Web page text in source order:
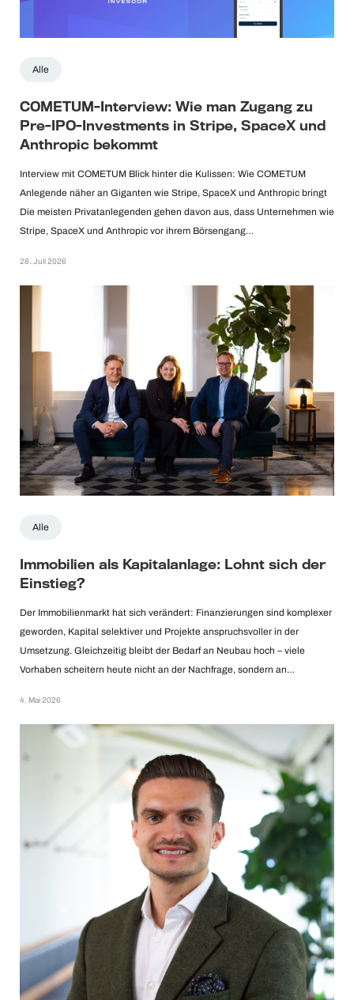
Alle
COMETUM-Interview: Wie man Zugang zu
Pre-IPO-Investments in Stripe, SpaceX und
Anthropic bekommt
Interview mit COMETUM Blick hinter die Kulissen: Wie COMETUM
Anlegende näher an Giganten wie Stripe, SpaceX und Anthropic bringt
Die meisten Privatanlegenden gehen davon aus, dass Unternehmen wie
Stripe, SpaceX und Anthropic vor ihrem Börsengang…
28. Juli 2026
Alle
Immobilien als Kapitalanlage: Lohnt sich der
Einstieg?
Der Immobilienmarkt hat sich verändert: Finanzierungen sind komplexer
geworden, Kapital selektiver und Projekte anspruchsvoller in der
Umsetzung. Gleichzeitig bleibt der Bedarf an Neubau hoch – viele
Vorhaben scheitern heute nicht an der Nachfrage, sondern an…
4. Mai 2026